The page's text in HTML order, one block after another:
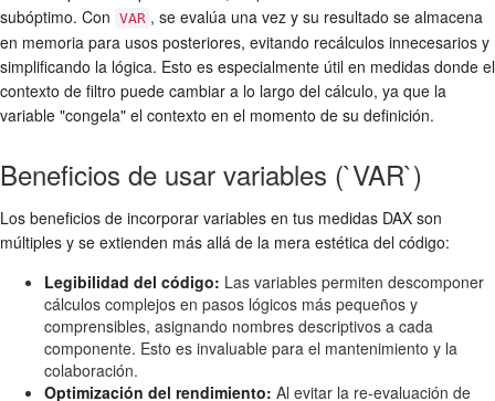
subóptimo. Con VAR , se evalúa una vez y su resultado se almacena
en memoria para usos posteriores, evitando recálculos innecesarios y
simplificando la lógica. Esto es especialmente útil en medidas donde el
contexto de filtro puede cambiar a lo largo del cálculo, ya que la
variable "congela" el contexto en el momento de su definición.
Beneficios de usar variables (`VAR`)
Los beneficios de incorporar variables en tus medidas DAX son
múltiples y se extienden más allá de la mera estética del código:
Legibilidad del código: Las variables permiten descomponer
cálculos complejos en pasos lógicos más pequeños y
comprensibles, asignando nombres descriptivos a cada
componente. Esto es invaluable para el mantenimiento y la
colaboración.
Optimización del rendimiento: Al evitar la re-evaluación de